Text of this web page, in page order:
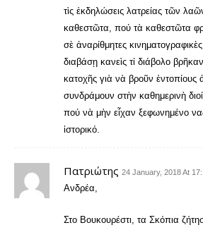
τὶς ἐκδηλώσεις λατρείας τῶν
καθεστῶτα, πού τὰ καθεστῶτα
σὲ ἀναρίθμητες
διαβάσῃ κανεὶς τί διάβολο
κατοχῆς γιὰ νὰ βροῦν
συνδράμουν στὴν καθημερινὴ
πού νὰ μὴν εἶχαν ξεφωνημένο
ἱστορικό.
Πατριώτης 24 January, 2018 At
Ανδρέα,
Στο Βουκουρέστι, τα Σκόπια